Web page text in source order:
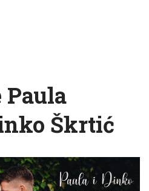
Paula
Škrtić